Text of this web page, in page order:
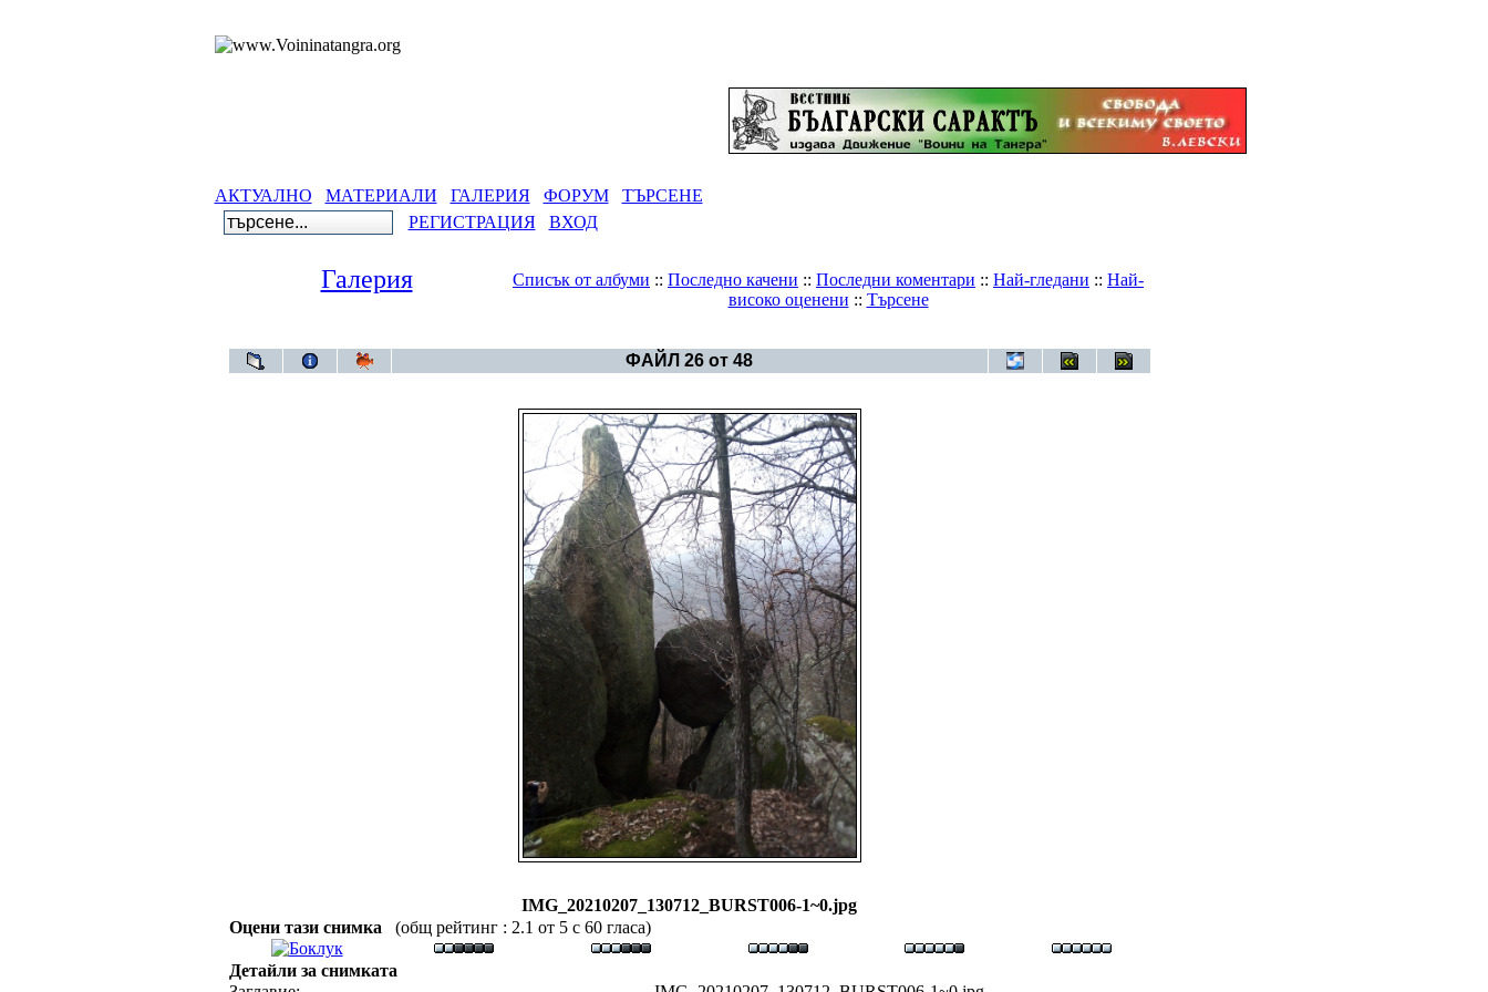
АКТУАЛНО МАТЕРИАЛИ ГАЛЕРИЯ ФОРУМ
ТЪРСЕНЕ
РЕГИСТРАЦИЯ
ВХОД
Галерия Списък от албуми :: Последно качени :: Последни коментари :: Най-гледани :: Най-
високо оценени :: Търсене
ФАЙЛ 26 от 48
IMG_20210207_130712_BURST006-1~0.jpg
Оцени тази снимка
(общ рейтинг : 2.1 от 5 с 60 гласа)
Детайли за снимката